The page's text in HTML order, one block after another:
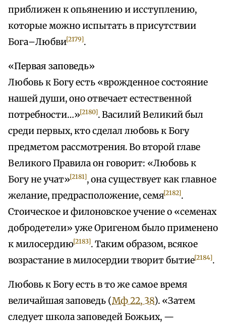
приближен к опьянению и исступлению,
которые можно испытать в присутствии
Бога–Любви[2179].
«Первая заповедь»
Любовь к Богу есть «врожденное состояние
нашей души, оно отвечает естественной
потребности…»[2180]. Василий Великий был
среди первых, кто сделал любовь к Богу
предметом рассмотрения. Во второй главе
Великого Правила он говорит: «Любовь к
Богу не учат»[2181], она существует как главное
желание, предрасположение, семя[2182].
Стоическое и филоновское учение о «семенах
добродетели» уже Оригеном было применено
к милосердию[2183]. Таким образом, всякое
возрастание в милосердии творит бытие[2184].
Любовь к Богу есть в то же самое время
величайшая заповедь (Мф 22, 38). «Затем
следует школа заповедей Божьих, —